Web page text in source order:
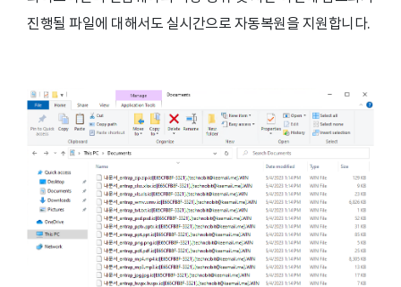
진행될 파일에 대해서도 실시간으로 자동복원을 지원합니다.